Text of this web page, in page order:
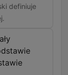
definiuje